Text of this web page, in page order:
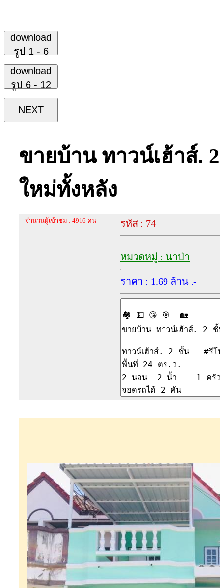
download
รูป 1 - 6
download
รูป 6 - 12
NEXT
ขายบ้าน ทาวน์เฮ้าส์.
ใหม่ทั้งหลัง
จำนวนผู้เข้าชม : 4916 คน รหัส : 74
หมวดหมู่ : นาป่า
ราคา : 1.69 ล้าน .-